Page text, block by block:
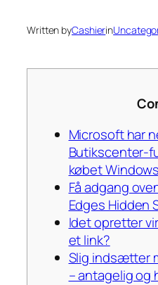
Written byCashierin
Microsoft har
Butikscenter-
købet
Få adgang
Edges Hidden
Idet opretter
et link?
Slig indsætter
– antagelig og